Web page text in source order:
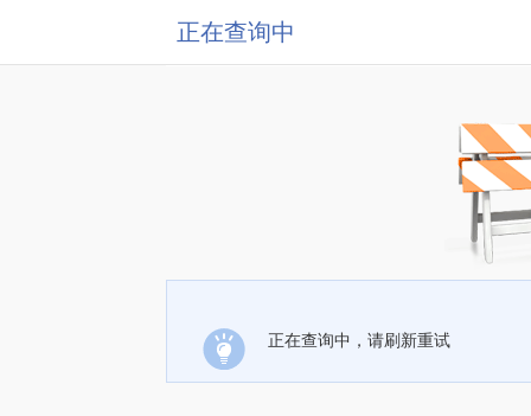
正在查询中
正在查询中，请刷新重试